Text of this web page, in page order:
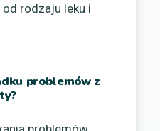
rodzaju leku i
problemów z